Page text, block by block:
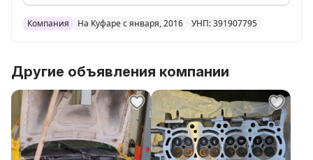
Компания На Куфаре с января, 2016 УНП: 391907795
Другие объявления компании